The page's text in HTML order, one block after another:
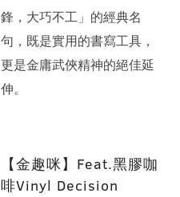
鋒，大巧不工」的經典名
句，既是實用的書寫工具，
更是金庸武俠精神的絕佳延
伸。
【金趣咪】Feat.黑膠咖
啡Vinyl Decision